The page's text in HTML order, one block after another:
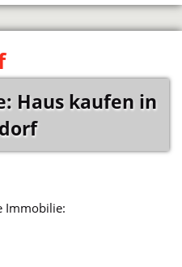
Haus kaufen in
Immobilie: